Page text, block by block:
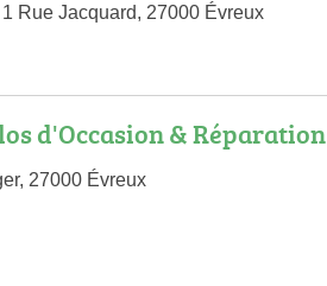
Rue Jacquard, 27000 Évreux
d'Occasion & Réparation
27000 Évreux